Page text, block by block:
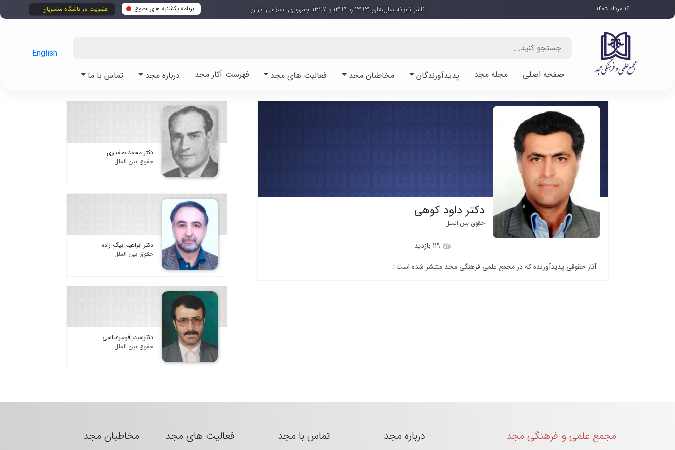
برنامه یکشنبه های حقوق عضویت در باشگاه مشتریان ۱۶ مرداد ۱۴۰۵ ناشر نمونه سال‌های ۱۳۹۳ و ۱۳۹۴ و ۱۳۹۷ جمهوری اسلامی ایران
صفحه اصلی مجله مجد پدیدآورندگان مخاطبان مجد فعالیت های مجد فهرست آثار مجد درباره مجد تماس با ما
English
دکتر داود کوهی
حقوق بین الملل
آثار حقوقی پدیدآورنده که در مجمع علمی فرهنگی مجد منتشر شده است :
دکتر محمد صفدری
حقوق بین الملل
دکتر ابراهیم بیگ زاده
حقوق بین الملل
دکترسیدباقرمیرعباسی
حقوق بین الملل
مجمع علمی و فرهنگی مجد درباره مجد تماس با مجد فعالیت های مجد مخاطبان مجد